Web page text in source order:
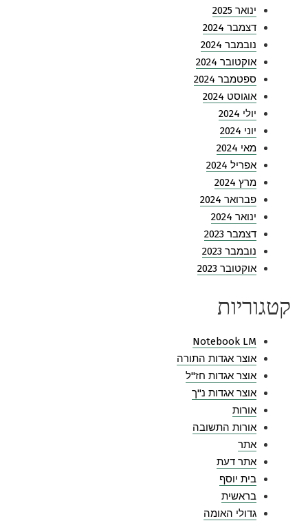
ינואר 2025
דצמבר 2024
נובמבר 2024
אוקטובר 2024
ספטמבר 2024
אוגוסט 2024
יולי 2024
יוני 2024
מאי 2024
אפריל 2024
מרץ 2024
פברואר 2024
ינואר 2024
דצמבר 2023
נובמבר 2023
אוקטובר 2023
קטגוריות
Notebook LM
אוצר אגדות התורה
אוצר אגדות חז"ל
אוצר אגדות נ"ך
אורות
אורות התשובה
אתר
אתר דעת
בית יוסף
בראשית
גדולי האומה